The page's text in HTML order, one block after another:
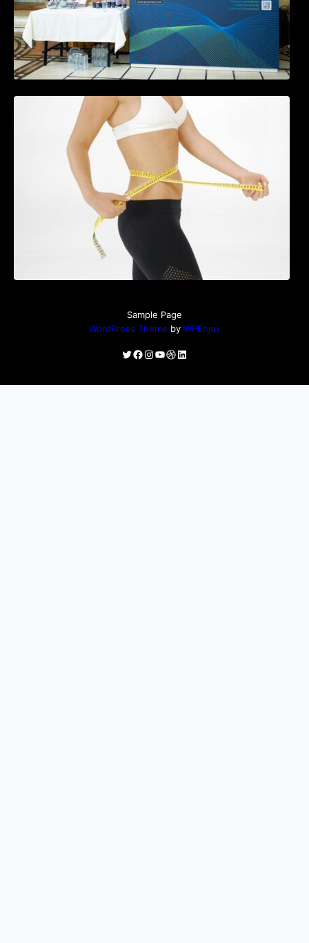
Tratamentul Wegovy® generează o scădere
în greutate de până la 22,6% la femei în
perioada menopauzei și reduce la jumătate
riscul de migrene
Sample Page
WordPress Theme by WPEnjoy
Twitter
Facebook
Instagram
YouTube
Dribbble
LinkedIn